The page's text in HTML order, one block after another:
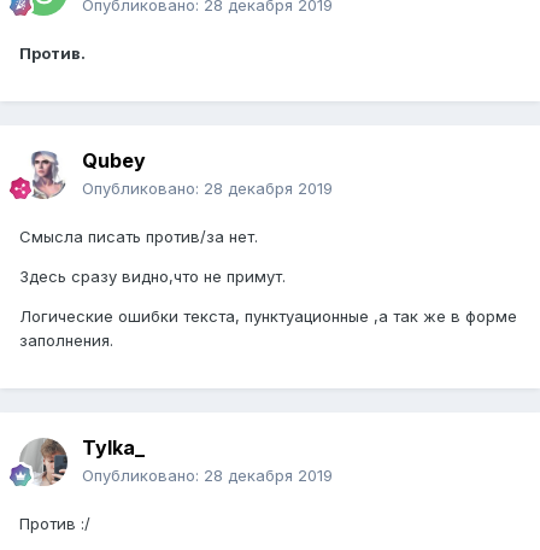
Опубликовано: 28 декабря 2019
Против.
Qubey
Опубликовано: 28 декабря 2019
Смысла писать против/за нет.
Здесь сразу видно,что не примут.
Логические ошибки текста, пунктуационные ,а так же в форме
заполнения.
Tylka_
Опубликовано: 28 декабря 2019
Против :/